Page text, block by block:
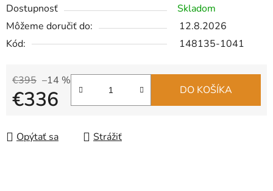
Dostupnosť
Skladom
Môžeme doručiť do:
12.8.2026
Kód:
148135-1041
€395 –14 %
€336 DO KOŠÍKA
Opýtať sa Strážiť